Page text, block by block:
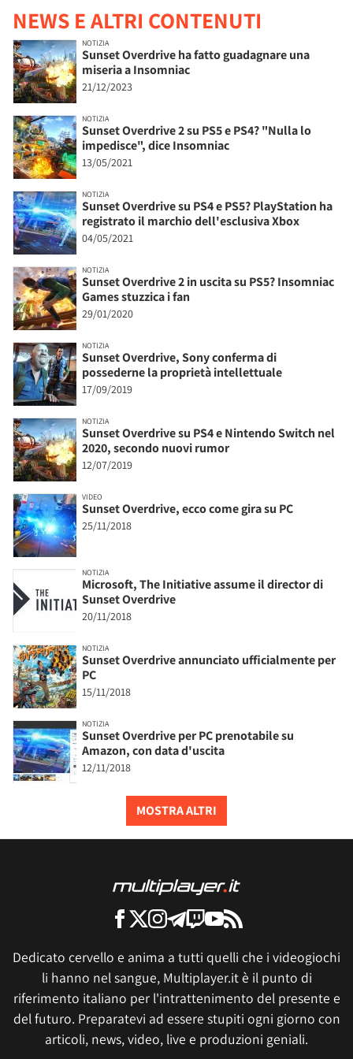
NEWS E ALTRI CONTENUTI
NOTIZIA
Sunset Overdrive ha fatto guadagnare una
miseria a Insomniac
21/12/2023
NOTIZIA
Sunset Overdrive 2 su PS5 e PS4? "Nulla lo
impedisce", dice Insomniac
13/05/2021
NOTIZIA
Sunset Overdrive su PS4 e PS5? PlayStation ha
registrato il marchio dell'esclusiva Xbox
04/05/2021
NOTIZIA
Sunset Overdrive 2 in uscita su PS5? Insomniac
Games stuzzica i fan
29/01/2020
NOTIZIA
Sunset Overdrive, Sony conferma di
possederne la proprietà intellettuale
17/09/2019
NOTIZIA
Sunset Overdrive su PS4 e Nintendo Switch nel
2020, secondo nuovi rumor
12/07/2019
VIDEO
Sunset Overdrive, ecco come gira su PC
25/11/2018
NOTIZIA
Microsoft, The Initiative assume il director di
Sunset Overdrive
20/11/2018
NOTIZIA
Sunset Overdrive annunciato ufficialmente per
PC
15/11/2018
NOTIZIA
Sunset Overdrive per PC prenotabile su
Amazon, con data d'uscita
12/11/2018
MOSTRA ALTRI
Dedicato cervello e anima a tutti quelli che i videogiochi
li hanno nel sangue, Multiplayer.it è il punto di
riferimento italiano per l'intrattenimento del presente e
del futuro. Preparatevi ad essere stupiti ogni giorno con
articoli, news, video, live e produzioni geniali.